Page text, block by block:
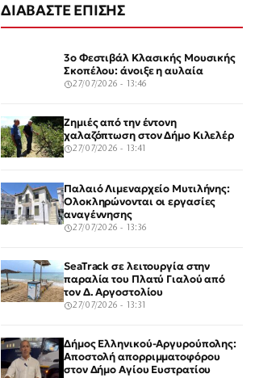
ΔΙΑΒΑΣΤΕ ΕΠΙΣΗΣ
3ο Φεστιβάλ Κλασικής Μουσικής
Σκοπέλου: άνοιξε η αυλαία
27/07/2026 - 13:46
Ζημιές από την έντονη
χαλαζόπτωση στον Δήμο Κιλελέρ
27/07/2026 - 13:41
Παλαιό Λιμεναρχείο Μυτιλήνης:
Ολοκληρώνονται οι εργασίες
αναγέννησης
27/07/2026 - 13:36
SeaTrack σε λειτουργία στην
παραλία του Πλατύ Γιαλού από
τον Δ. Αργοστολίου
27/07/2026 - 13:31
Δήμος Ελληνικού-Αργυρούπολης:
Αποστολή απορριμματοφόρου
στον Δήμο Αγίου Ευστρατίου